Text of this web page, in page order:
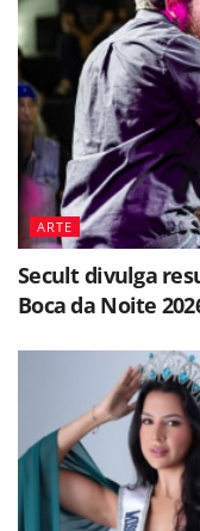
ARTE
Secult divulga
Boca da Noite